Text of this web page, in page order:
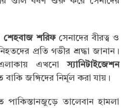
শেহবাজ শরিফসেনাদের বীরত্ব ও
প্রতি গভীর শ্রদ্ধা জানান।
এখনোস্যানিটাইজেশন
জঙ্গিদের নির্মূল করা যায়।
পাকিস্তানজুড়ে তালেবান হামলা